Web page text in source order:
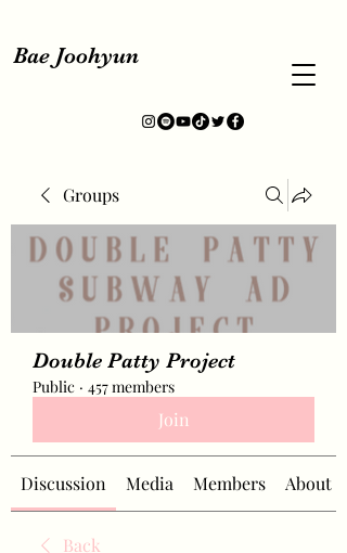
Bae Joohyun
Groups
Double Patty Project
Public · 457 members
Join
Discussion Media Members About
Back